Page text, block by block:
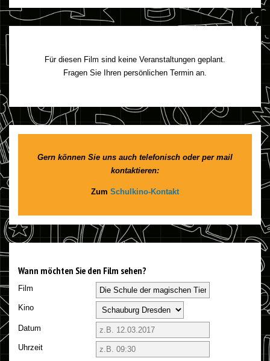
Für diesen Film sind keine Veranstaltungen geplant.
Fragen Sie Ihren persönlichen Termin an.
Gern können Sie uns auch telefonisch oder per mail
kontaktieren:
Zum Schulkino-Kontakt
Wann möchten Sie den Film sehen?
Film
Kino
Datum
Uhrzeit